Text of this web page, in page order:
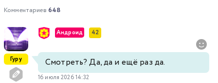
Комментариев 648
Гуру
Андроид 42
Смотреть? Да, да и ещё раз да.
16 июля 2026 14:32